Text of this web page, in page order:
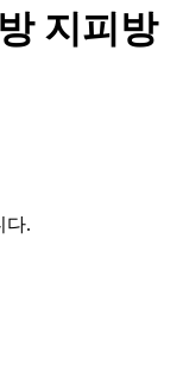
지피방
다.